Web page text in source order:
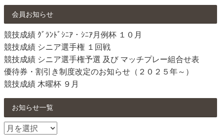
会員お知らせ
競技成績 ｸﾞﾗﾝﾄﾞｼﾆｱ・ｼﾆｱ月例杯 １０月
競技成績 シニア選手権 １回戦
競技成績 シニア選手権予選 及び マッチプレー組合せ表
優待券・割引き制度改定のお知らせ（２０２５年～）
競技成績 木曜杯 ９月
お知らせ一覧
お